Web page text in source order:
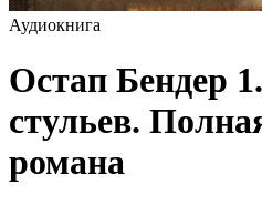
Аудиокнига
Остап Бендер
стульев.
романа